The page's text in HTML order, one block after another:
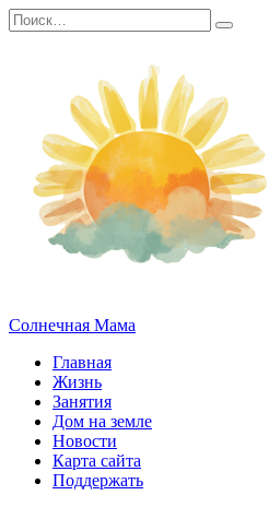
Перейти
к
Search
for:
Солнечная Мама
Главная
Жизнь
Занятия
Дом на земле
Новости
Карта сайта
Поддержать